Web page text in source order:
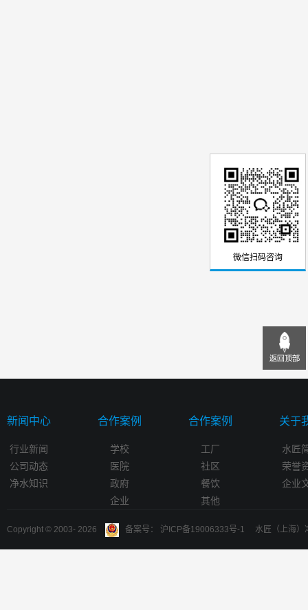
新闻中心
行业新闻
公司动态
净水知识
合作案例
学校
医院
政府
企业
合作案例
工厂
社区
餐饮
其他
关于
水匠
荣誉
企业
Copyright © 2003- 2026 备案号： 沪ICP备19006333号-1 水匠（上海）
微信扫码咨询